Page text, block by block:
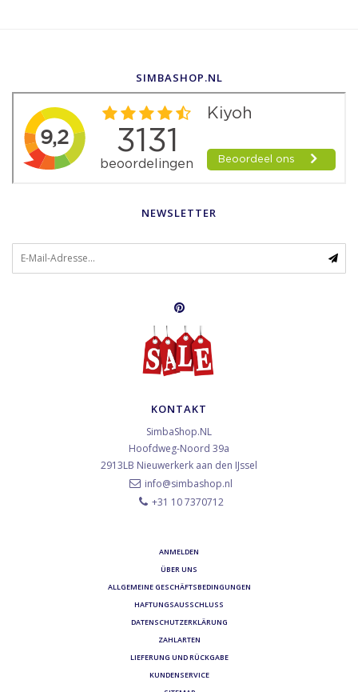
SIMBASHOP.NL
NEWSLETTER
KONTAKT
SimbaShop.NL
Hoofdweg-Noord 39a
2913LB Nieuwerkerk aan den IJssel
info@simbashop.nl
+31 10 7370712
ANMELDEN
ÜBER UNS
ALLGEMEINE GESCHÄFTSBEDINGUNGEN
HAFTUNGSAUSSCHLUSS
DATENSCHUTZERKLÄRUNG
ZAHLARTEN
LIEFERUNG UND RÜCKGABE
KUNDENSERVICE